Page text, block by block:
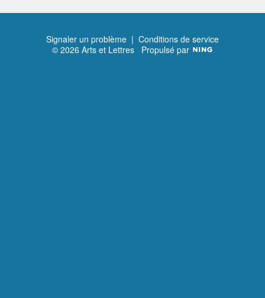
Signaler un problème | Conditions de service
© 2026 Arts et Lettres Propulsé par